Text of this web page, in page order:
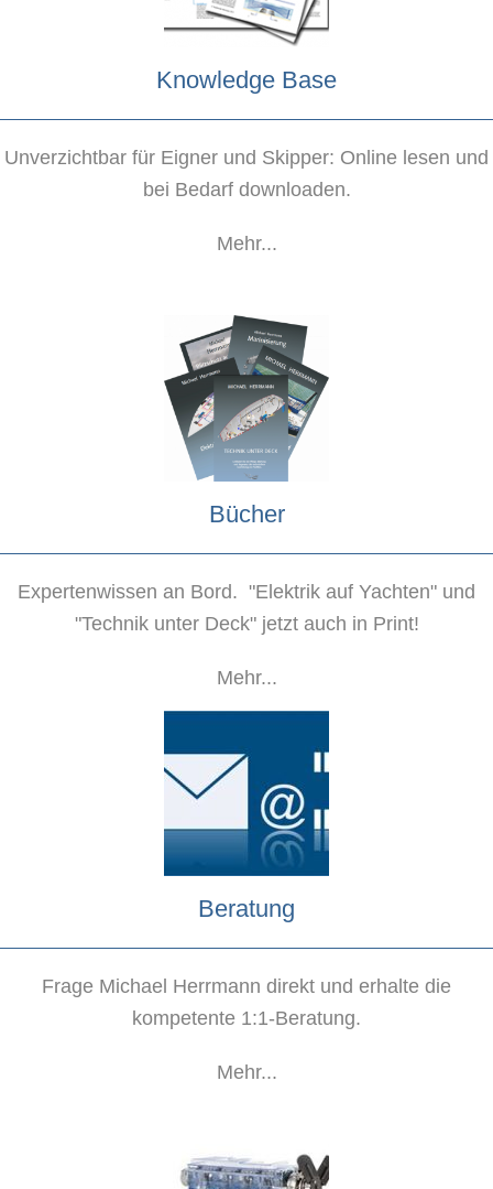
Knowledge Base
Unverzichtbar für Eigner und Skipper: Online lesen und
bei Bedarf downloaden.
Mehr...
Bücher
Expertenwissen an Bord. "Elektrik auf Yachten" und
"Technik unter Deck" jetzt auch in Print!
Mehr...
Beratung
Frage Michael Herrmann direkt und erhalte die
kompetente 1:1-Beratung.
Mehr...